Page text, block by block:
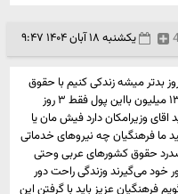
یکشنبه ۱۸ آبان ۱۴۰۴ ۹:۴۷
بدتر میشه زندکی کنیم با حقوق
۲۱ میلیونی ولی به دست ما این حقوق می‌رسد ۱۳ میلیون بااین پول فقط ۳ روز
۲۷ روز را باید کشید اقای وزیرامکان دارد فیش مان یا
ما فرهنگیان چه نیروهای خدماتی
حقوق کشورهای عربی وحتی
خود می‌گیرند وزندگی راحت دور
فرهنگیان عزیز باید با گرفتن این